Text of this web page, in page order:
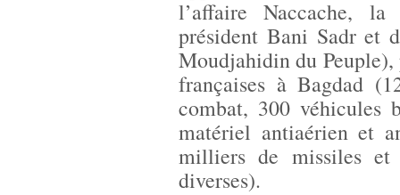
l’affaire Naccache,
président Bani Sadr et
Moudjahidin du Peuple),
françaises à Bagdad
combat, 300 véhicules
matériel antiaérien et
milliers de missiles et
diverses).